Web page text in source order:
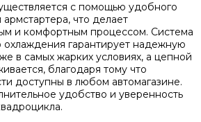
с помощью удобного
что делает
и комфортным процессом. Система
гарантирует надежную
в самых жарких условиях, а цепной
благодаря тому что
доступны в любом автомагазине.
удобство и уверенность